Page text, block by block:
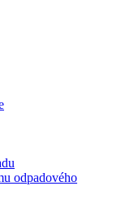
odpadového